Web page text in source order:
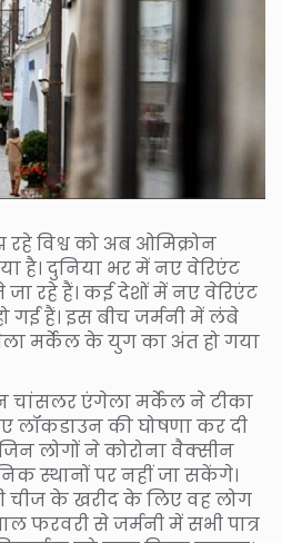
विश्व को अब ओमिक्रोन
है। दुनिया भर में नए वेरिएंट
रहे हैं। कई देशों में नए वेरिएंट
गई हैं। इस बीच जर्मनी में लंबे
मर्केल के युग का अंत हो गया
चांसलर एंगेला मर्केल ने टीका
लॉकडाउन की घोषणा कर दी
लोगों ने कोरोना वैक्सीन
स्थानों पर नहीं जा सकेंगे।
चीज के खरीद के लिए वह लोग
फरवरी से जर्मनी में सभी पात्र